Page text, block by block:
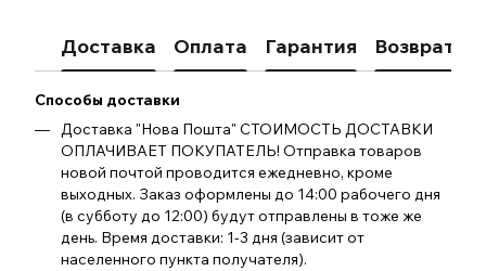
Доставка Оплата Гарантия Возврат
Способы доставки
Доставка "Нова Пошта" СТОИМОСТЬ ДОСТАВКИ
ОПЛАЧИВАЕТ ПОКУПАТЕЛЬ! Отправка товаров
новой почтой проводится ежедневно, кроме
выходных. Заказ оформлены до 14:00 рабочего дня
(в субботу до 12:00) будут отправлены в тоже же
день. Время доставки: 1-3 дня (зависит от
населенного пункта получателя).